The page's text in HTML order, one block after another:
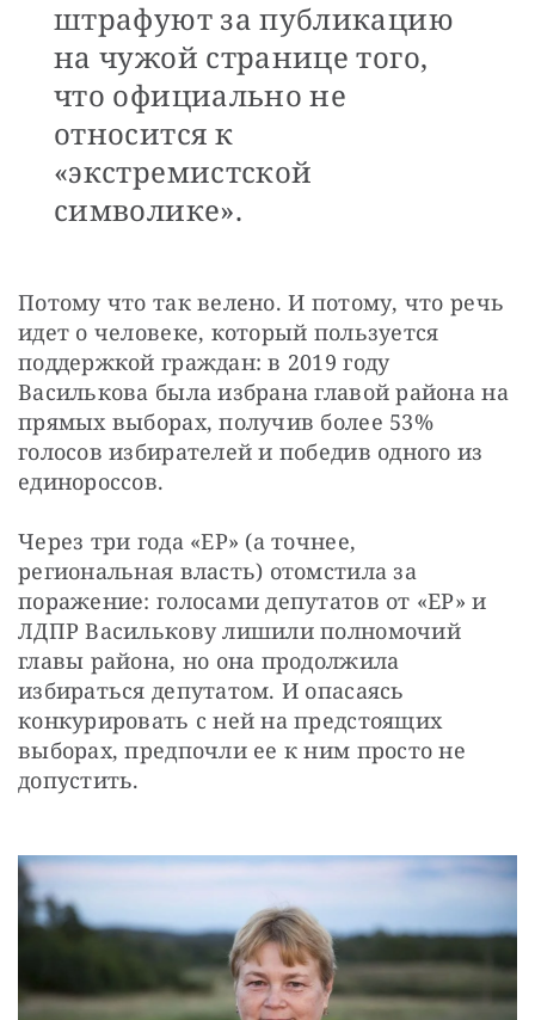
штрафуют за публикацию
на чужой странице того,
что официально не
относится к
«экстремистской
символике».
Потому что так велено. И потому, что речь
идет о человеке, который пользуется
поддержкой граждан: в 2019 году
Василькова была избрана главой района на
прямых выборах, получив более 53%
голосов избирателей и победив одного из
единороссов.
Через три года «ЕР» (а точнее,
региональная власть) отомстила за
поражение: голосами депутатов от «ЕР» и
ЛДПР Василькову лишили полномочий
главы района, но она продолжила
избираться депутатом. И опасаясь
конкурировать с ней на предстоящих
выборах, предпочли ее к ним просто не
допустить.